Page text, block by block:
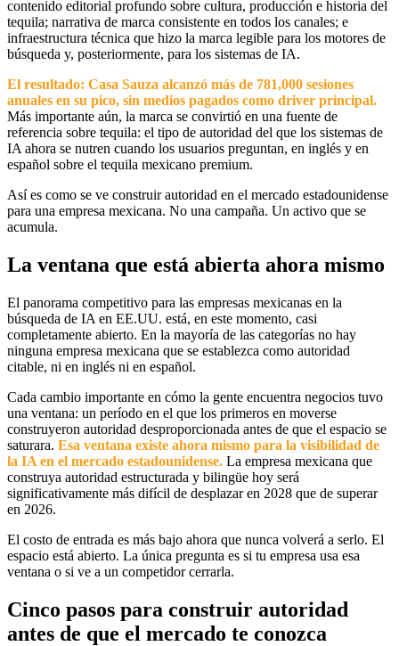
contenido editorial profundo sobre cultura, producción e historia del
tequila; narrativa de marca consistente en todos los canales; e
infraestructura técnica que hizo la marca legible para los motores de
búsqueda y, posteriormente, para los sistemas de IA.
El resultado: Casa Sauza alcanzó más de 781,000 sesiones
anuales en su pico, sin medios pagados como driver principal.
Más importante aún, la marca se convirtió en una fuente de
referencia sobre tequila: el tipo de autoridad del que los sistemas de
IA ahora se nutren cuando los usuarios preguntan, en inglés y en
español sobre el tequila mexicano premium.
Así es como se ve construir autoridad en el mercado estadounidense
para una empresa mexicana. No una campaña. Un activo que se
acumula.
La ventana que está abierta ahora mismo
El panorama competitivo para las empresas mexicanas en la
búsqueda de IA en EE.UU. está, en este momento, casi
completamente abierto. En la mayoría de las categorías no hay
ninguna empresa mexicana que se establezca como autoridad
citable, ni en inglés ni en español.
Cada cambio importante en cómo la gente encuentra negocios tuvo
una ventana: un período en el que los primeros en moverse
construyeron autoridad desproporcionada antes de que el espacio se
saturara. Esa ventana existe ahora mismo para la visibilidad de
la IA en el mercado estadounidense. La empresa mexicana que
construya autoridad estructurada y bilingüe hoy será
significativamente más difícil de desplazar en 2028 que de superar
en 2026.
El costo de entrada es más bajo ahora que nunca volverá a serlo. El
espacio está abierto. La única pregunta es si tu empresa usa esa
ventana o si ve a un competidor cerrarla.
Cinco pasos para construir autoridad
antes de que el mercado te conozca